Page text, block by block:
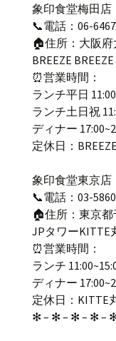
象印食堂梅田店
📞電話：06-
🏠住所：大阪
BREEZE
⏰営業時間：
ランチ平日
ランチ土日祝
ディナー
定休日：
象印食堂東京店
📞電話：03-
🏠住所：東京
JPタワーKITTE
⏰営業時間：
ランチ
ディナー
定休日：KITTE
✻ – ✻ – ✻ – ✻ –